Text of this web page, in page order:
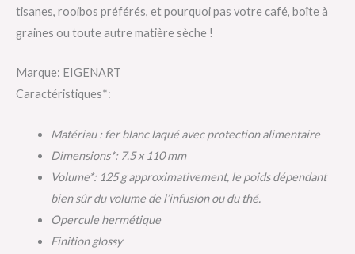
tisanes, rooibos préférés, et pourquoi pas votre café, boîte à
graines ou toute autre matière sèche !
Marque: EIGENART
Caractéristiques*:
Matériau : fer blanc laqué avec protection alimentaire
Dimensions*: 7.5 x 110 mm
Volume*: 125 g approximativement, le poids dépendant
bien sûr du volume de l’infusion ou du thé.
Opercule hermétique
Finition glossy